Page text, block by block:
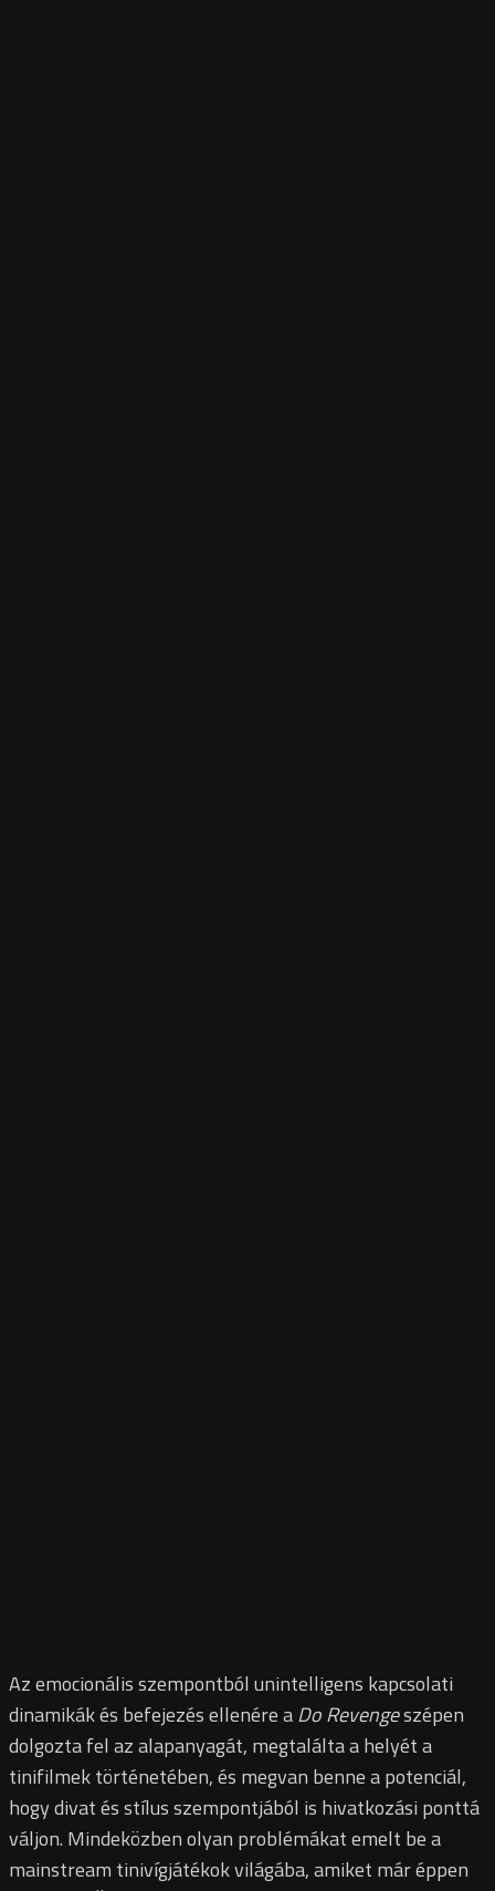
Az emocionális szempontból unintelligens kapcsolati
dinamikák és befejezés ellenére aDo Revengeszépen
dolgozta fel az alapanyagát, megtalálta a helyét a
tinifilmek történetében, és megvan benne a potenciál,
hogy divat és stílus szempontjából is hivatkozási ponttá
váljon. Mindeközben olyan problémákat emelt be a
mainstream tinivígjátékok világába, amiket már éppen